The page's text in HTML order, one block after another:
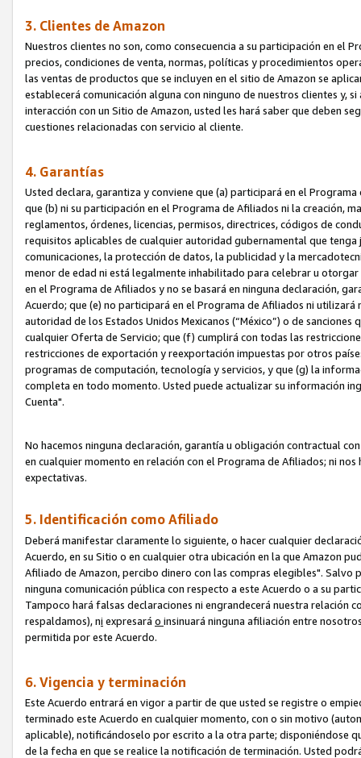
3. Clientes de Amazon
Nuestros clientes no son, como consecuencia a su participación en el
precios, condiciones de venta, normas, políticas y procedimientos
las ventas de productos que se incluyen en el sitio de Amazon se
establecerá comunicación alguna con ninguno de nuestros clientes y,
interacción con un Sitio de Amazon, usted les hará saber que deben
cuestiones relacionadas con servicio al cliente.
4. Garantías
Usted declara, garantiza y conviene que (a) participará en el
que (b) ni su participación en el Programa de Afiliados ni la creación,
reglamentos, órdenes, licencias, permisos, directrices, códigos de
requisitos aplicables de cualquier autoridad gubernamental que
comunicaciones, la protección de datos, la publicidad y la
menor de edad ni está legalmente inhabilitado para celebrar u
en el Programa de Afiliados y no se basará en ninguna declaración,
Acuerdo; que (e) no participará en el Programa de Afiliados ni
autoridad de los Estados Unidos Mexicanos (“México”) o de
cualquier Oferta de Servicio; que (f) cumplirá con todas las
restricciones de exportación y reexportación impuestas por otros
programas de computación, tecnología y servicios, y que (g) la
completa en todo momento. Usted puede actualizar su información
Cuenta".
No hacemos ninguna declaración, garantía u obligación contractual
en cualquier momento en relación con el Programa de Afiliados; ni
expectativas.
5. Identificación como Afiliado
Deberá manifestar claramente lo siguiente, o hacer cualquier
Acuerdo, en su Sitio o en cualquier otra ubicación en la que Amazon
Afiliado de Amazon, percibo dinero con las compras elegibles". Salvo
ninguna comunicación pública con respecto a este Acuerdo o a su
Tampoco hará falsas declaraciones ni engrandecerá nuestra relación
respaldamos), ni expresará o insinuará ninguna afiliación entre
permitida por este Acuerdo.
6. Vigencia y terminación
Este Acuerdo entrará en vigor a partir de que usted se registre o
terminado este Acuerdo en cualquier momento, con o sin motivo
aplicable), notificándoselo por escrito a la otra parte; disponiéndose
de la fecha en que se realice la notificación de terminación. Usted